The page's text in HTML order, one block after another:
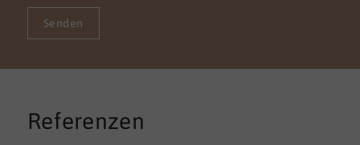
Senden
Referenzen